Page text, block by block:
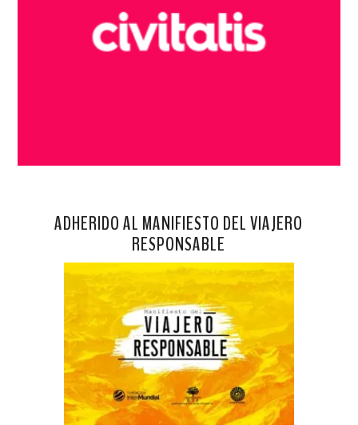
ADHERIDO AL MANIFIESTO DEL VIAJERO
RESPONSABLE